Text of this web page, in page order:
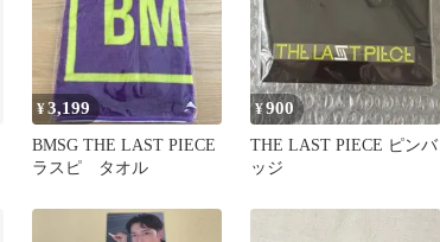
¥3,199
BMSG THE LAST PIECE
ラスピ タオル
¥900
THE LAST PIECE ピンバ
ッジ